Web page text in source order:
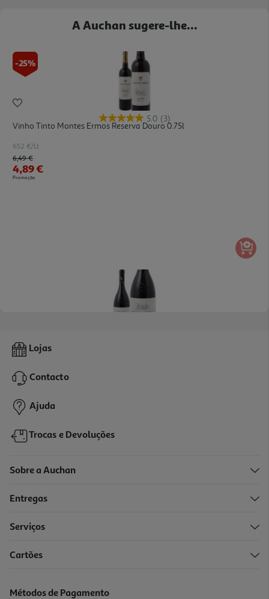
A Auchan sugere-lhe...
-25%
5.0 (3)
Vinho Tinto Montes Ermos Reserva Douro 0.75l
6.52 €/Lt
Price reduced from
6,49 €to
4,89 €
Promoção
Vinho Tinto Quinta Noval Reserva Douro 0.75l
66,89 €
Lojas
Contacto
Ajuda
Trocas e Devoluções
Sobre a Auchan
Entregas
Serviços
Cartões
Métodos de Pagamento